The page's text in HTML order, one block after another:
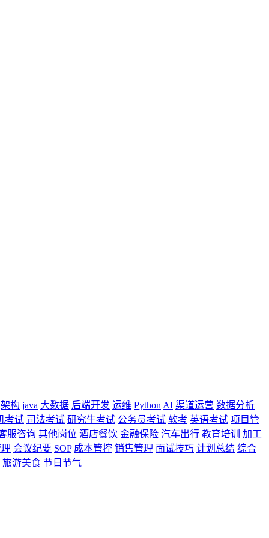
架构 java 大数据 后端开发 运维 Python AI 渠道运营 数据分析
考试 司法考试 研究生考试 公务员考试 软考 英语考试 项目管
服咨询 其他岗位 酒店餐饮 金融保险 汽车出行 教育培训
加工
会议纪要 SOP 成本管控 销售管理 面试技巧 计划总结 综合
旅游美食 节日节气